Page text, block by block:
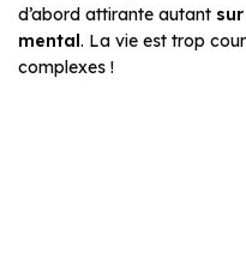
d’abord attirante autant
mental. La vie est trop
complexes !